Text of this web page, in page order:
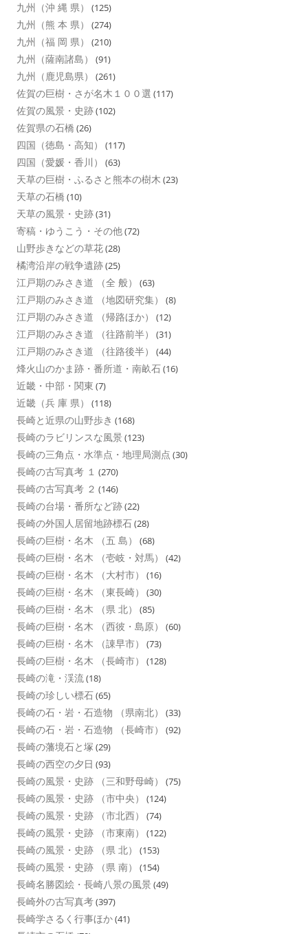
九州（沖 縄 県） (125)
九州（熊 本 県） (274)
九州（福 岡 県） (210)
九州（薩南諸島） (91)
九州（鹿児島県） (261)
佐賀の巨樹・さが名木１００選 (117)
佐賀の風景・史跡(102)
佐賀県の石橋 (26)
四国（徳島・高知） (117)
四国（愛媛・香川） (63)
天草の巨樹・ふるさと熊本の樹木 (23)
天草の石橋 (10)
天草の風景・史跡(31)
寄稿・ゆうこう・その他(72)
山野歩きなどの草花(28)
橘湾沿岸の戦争遺跡(25)
江戸期のみさき道 （全 般） (63)
江戸期のみさき道 （地図研究集） (8)
江戸期のみさき道 （帰路ほか） (12)
江戸期のみさき道 （往路前半） (31)
江戸期のみさき道 （往路後半） (44)
烽火山のかま跡・番所道・南畝石(16)
近畿・中部・関東 (7)
近畿（兵 庫 県） (118)
長崎と近県の山野歩き (168)
長崎のラビリンスな風景 (123)
長崎の三角点・水準点・地理局測点 (30)
長崎の古写真考 １ (270)
長崎の古写真考 ２ (146)
長崎の台場・番所など跡(22)
長崎の外国人居留地跡標石(28)
長崎の巨樹・名木 （五 島） (68)
長崎の巨樹・名木 （壱岐・対馬） (42)
長崎の巨樹・名木 （大村市） (16)
長崎の巨樹・名木 （東長崎） (30)
長崎の巨樹・名木 （県 北） (85)
長崎の巨樹・名木 （西彼・島原） (60)
長崎の巨樹・名木 （諌早市） (73)
長崎の巨樹・名木 （長崎市） (128)
長崎の滝・渓流(18)
長崎の珍しい標石(65)
長崎の石・岩・石造物 （県南北） (33)
長崎の石・岩・石造物 （長崎市） (92)
長崎の藩境石と塚 (29)
長崎の西空の夕日 (93)
長崎の風景・史跡 （三和野母崎） (75)
長崎の風景・史跡 （市中央） (124)
長崎の風景・史跡 （市北西） (74)
長崎の風景・史跡 （市東南） (122)
長崎の風景・史跡 （県 北） (153)
長崎の風景・史跡 （県 南） (154)
長崎名勝図絵・長崎八景の風景 (49)
長崎外の古写真考(397)
長崎学さるく行事ほか(41)